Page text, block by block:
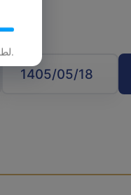
لطفاً صبر کنید — عملیات ممکن است چند ثانیه طول بکشد.